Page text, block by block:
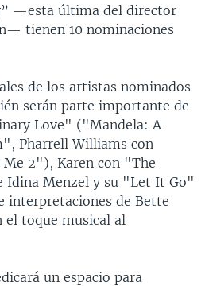
—esta última del director
tienen 10 nominaciones
de los artistas nominados
serán parte importante de
Love" ("Mandela: A
Pharrell Williams con
2"), Karen con "The
Menzel y su "Let It Go"
interpretaciones de Bette
el toque musical al
un espacio para